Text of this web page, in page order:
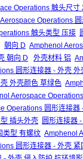
Operations 触头尺
Operations
触头类型 压接
朝向 D Amphenol
朝向 D 外壳材料 铝
圆形连接器 - 外壳 外
外壳颜色 草绿色
Aerospace
Operations 圆形连接
插头外壳 圆形连接器
类型 有螺纹 Amphenol
圆形连接器 - 外壳 紧